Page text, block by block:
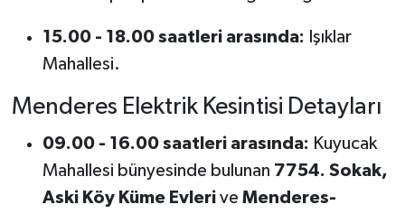
15.00 - 18.00 saatleri arasında: Işıklar
Mahallesi.
Menderes Elektrik Kesintisi Detayları
09.00 - 16.00 saatleri arasında: Kuyucak
Mahallesi bünyesinde bulunan 7754. Sokak,
Aski Köy Küme Evlerive Menderes-